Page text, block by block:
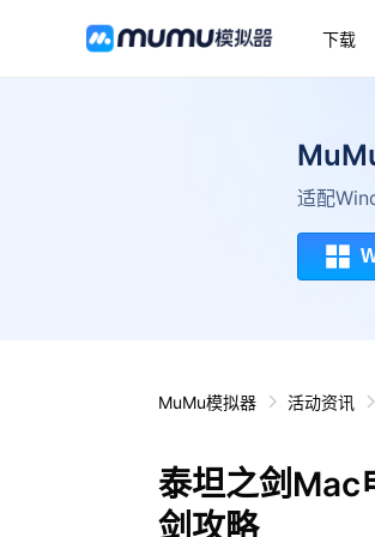
下载
适配
MuMu模拟器 活动资讯
泰坦之剑Mac
剑攻略